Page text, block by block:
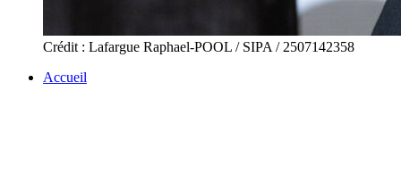
Crédit : Lafargue Raphael-POOL / SIPA / 2507142358
Accueil